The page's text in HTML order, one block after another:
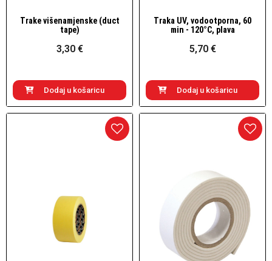
Brzi pogled
Trake višenamjenske (duct
tape)
3,30 €
Dodaj u košaricu
Brzi pogled
Traka UV, vodootporna, 60
min - 120°C, plava
5,70 €
Dodaj u košaricu